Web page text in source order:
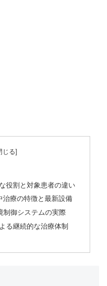
役割と対象患者の違い
治療の特徴と最新設備
制御システムの実際
る継続的な治療体制